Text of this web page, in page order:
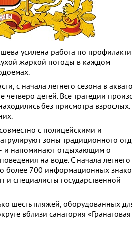
усилена работа по
жаркой погоды в каждом
с начала летнего сезона в
четверо детей. Все трагедии
без присмотра взрослых.
с полицейскими и
зоны традиционного
– и напоминают отдыхающим о
на воде. С начала летнего
более 700 информационных
и специалисты государственной
шесть пляжей, оборудованных
вблизи санатория «Гранатовая